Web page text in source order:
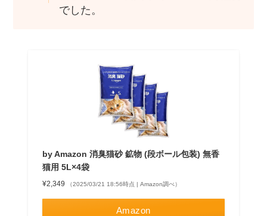
でした。
by Amazon 消臭猫砂 鉱物 (段ボール包装) 無香
猫用 5L×4袋
¥2,349 （2025/03/21 18:56時点 | Amazon調べ）
Amazon